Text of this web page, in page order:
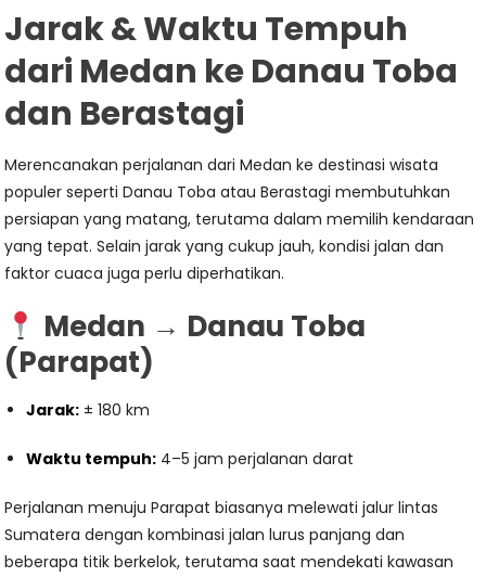
Jarak & Waktu Tempuh
dari Medan ke Danau Toba
dan Berastagi
Merencanakan perjalanan dari Medan ke destinasi wisata
populer seperti Danau Toba atau Berastagi membutuhkan
persiapan yang matang, terutama dalam memilih kendaraan
yang tepat. Selain jarak yang cukup jauh, kondisi jalan dan
faktor cuaca juga perlu diperhatikan.
Medan → Danau Toba
(Parapat)
Jarak: ± 180 km
Waktu tempuh: 4–5 jam perjalanan darat
Perjalanan menuju Parapat biasanya melewati jalur lintas
Sumatera dengan kombinasi jalan lurus panjang dan
beberapa titik berkelok, terutama saat mendekati kawasan